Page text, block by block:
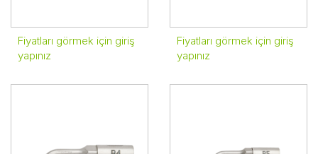
Fiyatları görmek için giriş
yapınız
Fiyatları görmek için giriş
yapınız